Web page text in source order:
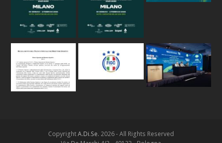
CopyrightA.Di.Se. 2026 - All Rights Reserved